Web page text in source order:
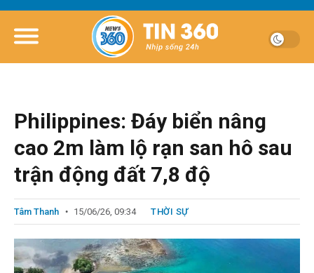
Philippines: Đáy biển nâng
cao 2m làm lộ rạn san hô sau
trận động đất 7,8 độ
Tâm Thanh 15/06/26, 09:34 THỜI SỰ